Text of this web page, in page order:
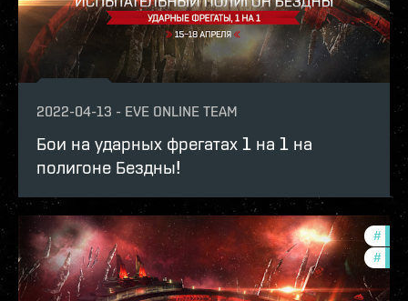
2022-04-13 - EVE ONLINE TEAM
Бои на ударных фрегатах 1 на 1 на
полигоне Бездны!
#
#